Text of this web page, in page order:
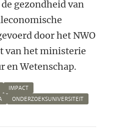
gezondheid van
door het NWO
van het ministerie
en Wetenschap.
IMPACT
ONDERZOEKSUNIVERSITEIT